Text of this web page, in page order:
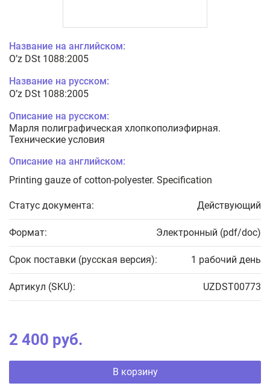
Название на английском:
O’z DSt 1088:2005
Название на русском:
O’z DSt 1088:2005
Описание на русском:
Марля полиграфическая хлопкополиэфирная.
Технические условия
Описание на английском:
Printing gauze of cotton-polyester. Specification
Статус документа: Действующий
Формат: Электронный (pdf/doc)
Срок поставки (русская версия): 1 рабочий день
Артикул (SKU): UZDST00773
2 400 руб.
В корзину